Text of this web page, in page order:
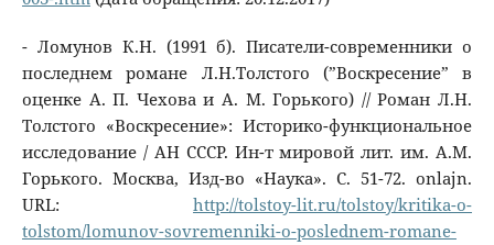
- Ломунов К.Н. (1991 б). Писатели-современники о
последнем романе Л.Н.Толстого (”Воскресение” в
оценке А. П. Чехова и А. М. Горького) // Роман Л.Н.
Толстого «Воскресение»: Историко-функциональное
исследование / АН СССР. Ин-т мировой лит. им. А.М.
Горького. Москва, Изд-во «Наука». С. 51-72. onlajn.
URL:http://tolstoy-lit.ru/tolstoy/kritika-o-
tolstom/lomunov-sovremenniki-o-poslednem-romane-